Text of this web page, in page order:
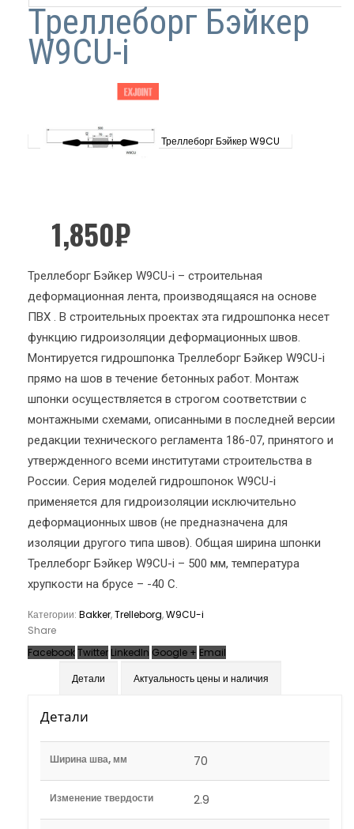
Треллеборг Бэйкер
W9CU-i
Треллеборг Бэйкер W9CU
1,850₽
Треллеборг Бэйкер W9CU-i – строительная
деформационная лента, производящаяся на основе
ПВХ . В строительных проектах эта гидрошпонка несет
функцию гидроизоляции деформационных швов.
Монтируется гидрошпонка Треллеборг Бэйкер W9CU-i
прямо на шов в течение бетонных работ. Монтаж
шпонки осуществляется в строгом соответствии с
монтажными схемами, описанными в последней версии
редакции технического регламента 186-07, принятого и
утвержденного всеми институтами строительства в
России. Серия моделей гидрошпонок W9CU-i
применяется для гидроизоляции исключительно
деформационных швов (не предназначена для
изоляции другого типа швов). Общая ширина шпонки
Треллеборг Бэйкер W9CU-i – 500 мм, температура
хрупкости на брусе – -40 С.
Категории: Bakker,Trelleborg,W9CU-i
Share
FacebookTwitter LinkedIn Google + Email
Детали
Актуальность цены и наличия
Детали
Ширина шва, мм 70
Изменение твердости 2.9